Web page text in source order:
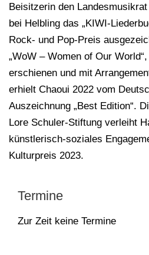
Beisitzerin den
bei Helbling das „KIWI-
Rock- und Pop-Preis
„WoW – Women of Our
erschienen und mit
erhielt Chaoui 2022 vom
Auszeichnung „Best Edition“.
Lore Schuler-Stiftung verleiht
künstlerisch-soziales
Kulturpreis 2023.
Termine
Zur Zeit keine Termine